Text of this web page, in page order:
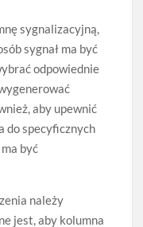
sygnalizacyjną,
sygnał ma być
odpowiednie
aby upewnić
do specyficznych
być
należy
jest, aby kolumna